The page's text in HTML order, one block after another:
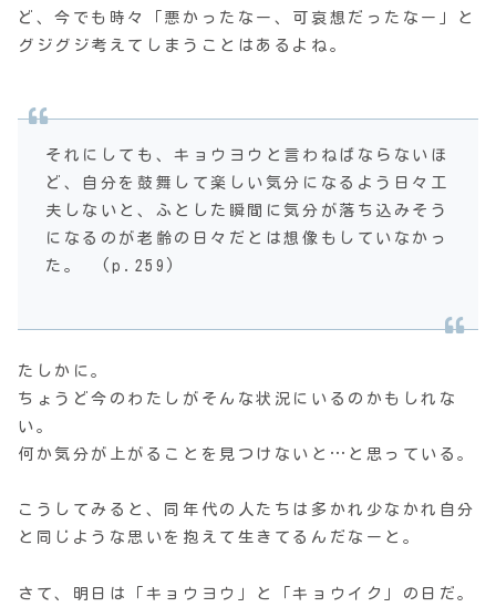
ど、今でも時々「悪かったなー、可哀想だったなー」と
グジグジ考えてしまうことはあるよね。
それにしても、キョウヨウと言わねばならないほ
ど、自分を鼓舞して楽しい気分になるよう日々工
夫しないと、ふとした瞬間に気分が落ち込みそう
になるのが老齢の日々だとは想像もしていなかっ
た。 (p.259)
たしかに。
ちょうど今のわたしがそんな状況にいるのかもしれな
い。
何か気分が上がることを見つけないと…と思っている。
こうしてみると、同年代の人たちは多かれ少なかれ自分
と同じような思いを抱えて生きてるんだなーと。
さて、明日は「キョウヨウ」と「キョウイク」の日だ。